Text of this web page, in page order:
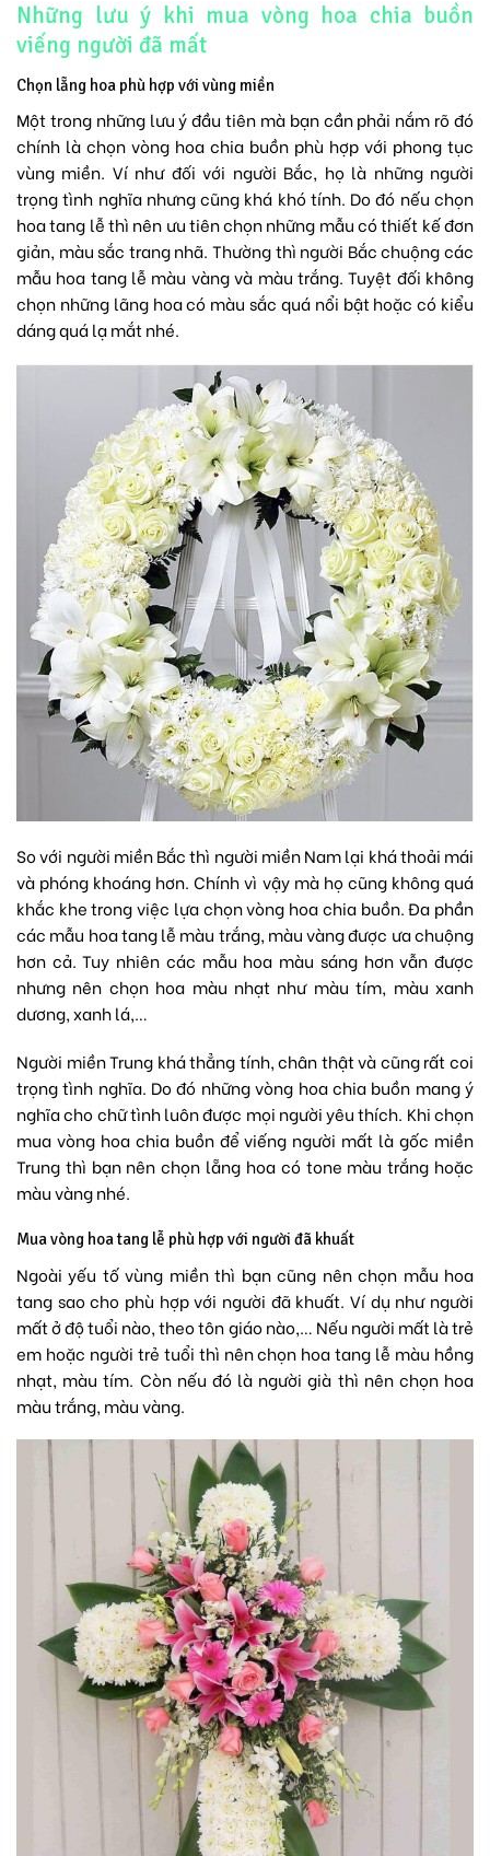
Những lưu ý khi mua vòng hoa chia buồn
viếng người đã mất
Chọn lẵng hoa phù hợp với vùng miền
Một trong những lưu ý đầu tiên mà bạn cần phải nắm rõ đó
chính là chọn vòng hoa chia buồn phù hợp với phong tục
vùng miền. Ví như đối với người Bắc, họ là những người
trọng tình nghĩa nhưng cũng khá khó tính. Do đó nếu chọn
hoa tang lễ thì nên ưu tiên chọn những mẫu có thiết kế đơn
giản, màu sắc trang nhã. Thường thì người Bắc chuộng các
mẫu hoa tang lễ màu vàng và màu trắng. Tuyệt đối không
chọn những lãng hoa có màu sắc quá nổi bật hoặc có kiểu
dáng quá lạ mắt nhé.
So với người miền Bắc thì người miền Nam lại khá thoải mái
và phóng khoáng hơn. Chính vì vậy mà họ cũng không quá
khắc khe trong việc lựa chọn vòng hoa chia buồn. Đa phần
các mẫu hoa tang lễ màu trắng, màu vàng được ưa chuộng
hơn cả. Tuy nhiên các mẫu hoa màu sáng hơn vẫn được
nhưng nên chọn hoa màu nhạt như màu tím, màu xanh
dương, xanh lá,…
Người miền Trung khá thẳng tính, chân thật và cũng rất coi
trọng tình nghĩa. Do đó những vòng hoa chia buồn mang ý
nghĩa cho chữ tình luôn được mọi người yêu thích. Khi chọn
mua vòng hoa chia buồn để viếng người mất là gốc miền
Trung thì bạn nên chọn lẵng hoa có tone màu trắng hoặc
màu vàng nhé.
Mua vòng hoa tang lễ phù hợp với người đã khuất
Ngoài yếu tố vùng miền thì bạn cũng nên chọn mẫu hoa
tang sao cho phù hợp với người đã khuất. Ví dụ như người
mất ở độ tuổi nào, theo tôn giáo nào,… Nếu người mất là trẻ
em hoặc người trẻ tuổi thì nên chọn hoa tang lễ màu hồng
nhạt, màu tím. Còn nếu đó là người già thì nên chọn hoa
màu trắng, màu vàng.